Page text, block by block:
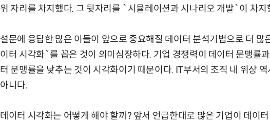
위 자리를 차지했다. 그 뒷자리를 `시뮬레이션과 시나리오 개발`이 차지
설문에 응답한 많은 이들이 앞으로 중요해질 데이터 분석기법으로 더 많
이터 시각화`를 꼽은 것이 의미심장하다. 기업 경쟁력이 데이터 문맹률
터 문맹률을 낮추는 것이 시각화이기 때문이다. IT부서의 조직 내 위상
아니다.
데이터 시각화는 어떻게 해야 할까? 앞서 언급한대로 많은 기업이 데이